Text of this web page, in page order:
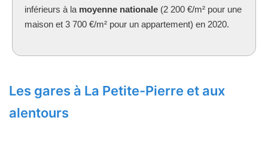
inférieurs à la moyenne nationale (2 200 €/m² pour une
maison et 3 700 €/m² pour un appartement) en 2020.
Les gares à La Petite-Pierre et aux
alentours